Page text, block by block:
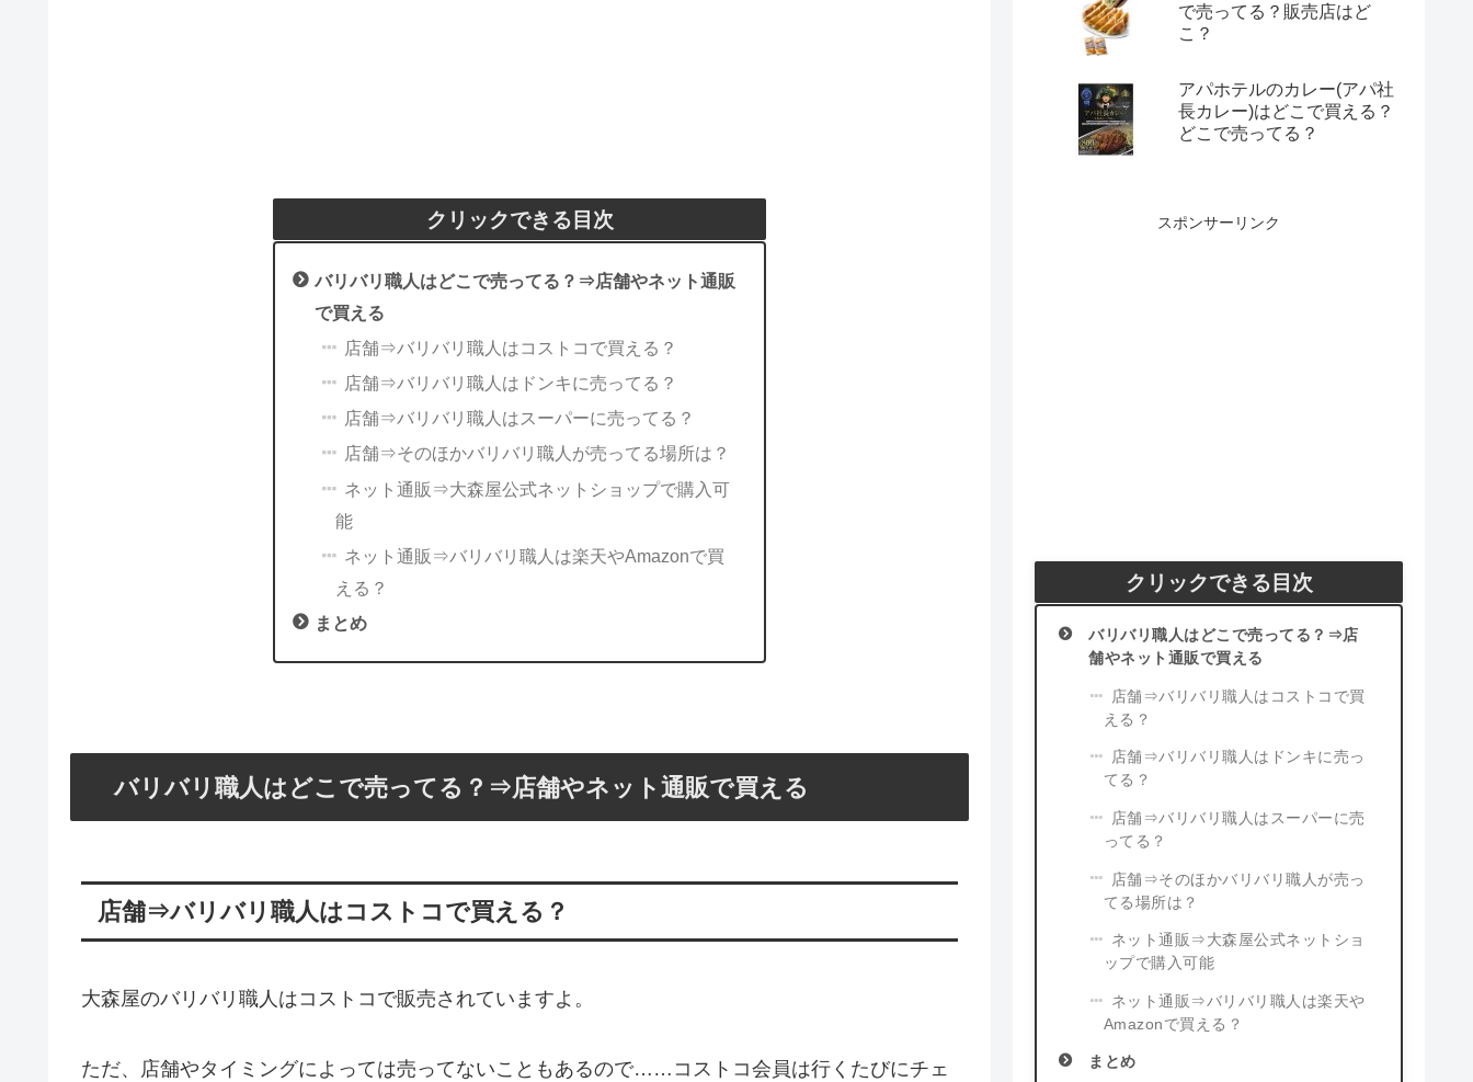
クリックできる目次
バリバリ職人はどこで売ってる？⇒店舗やネット通販
で買える
店舗⇒バリバリ職人はコストコで買える？
店舗⇒バリバリ職人はドンキに売ってる？
店舗⇒バリバリ職人はスーパーに売ってる？
店舗⇒そのほかバリバリ職人が売ってる場所は？
ネット通販⇒大森屋公式ネットショップで購入可
能
ネット通販⇒バリバリ職人は楽天やAmazonで買
える？
まとめ
バリバリ職人はどこで売ってる？⇒店舗やネット通販で買える
店舗⇒バリバリ職人はコストコで買える？
大森屋のバリバリ職人はコストコで販売されていますよ。
ただ、店舗やタイミングによっては売ってないこともあるので……コストコ会員は行くたびにチェ
で売ってる？販売店はど
こ？
アパホテルのカレー(アパ社
長カレー)はどこで買える？
どこで売ってる？
スポンサーリンク
クリックできる目次
バリバリ職人はどこで売ってる？⇒店
舗やネット通販で買える
店舗⇒バリバリ職人はコストコで買
える？
店舗⇒バリバリ職人はドンキに売っ
てる？
店舗⇒バリバリ職人はスーパーに売
ってる？
店舗⇒そのほかバリバリ職人が売っ
てる場所は？
ネット通販⇒大森屋公式ネットショ
ップで購入可能
ネット通販⇒バリバリ職人は楽天や
Amazonで買える？
まとめ